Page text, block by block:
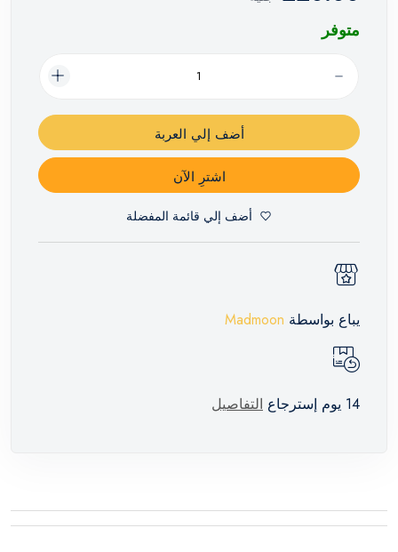
متوفر
أضف إلي العربة
اشترِ الآن
أضف إلي قائمة المفضلة
يباع بواسطة Madmoon
14 يوم إسترجاع التفاصيل